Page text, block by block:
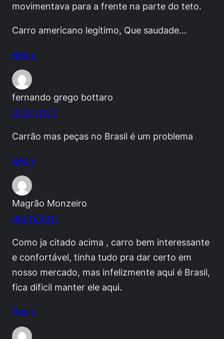
movimentava para a frente na parte do teto.
Carro americano legítimo, Que saudade…
Reply
fernando grego bottaro
07/31/2017
Carrão mas peças no Brasil é um problema
Reply
Magrão Monzeiro
08/01/2017
Como ja citado acima , carro bem interessante
e confortável, tinha tudo pra dar certo em
nosso mercado, mas infelizmente aqui é Brasil,
fica dificil manter ele aqui.
Reply